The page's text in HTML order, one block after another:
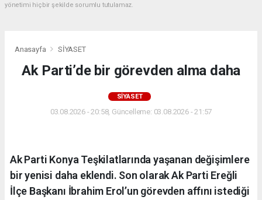
yönetimi hiçbir şekilde sorumlu tutulamaz.
Anasayfa SİYASET
Ak Parti’de bir görevden alma daha
SİYASET
03.08.2026 - 20:58, Güncelleme: 03.08.2026 - 21:57
Ak Parti Konya Teşkilatlarında yaşanan değişimlere
bir yenisi daha eklendi. Son olarak Ak Parti Ereğli
İlçe Başkanı İbrahim Erol’un görevden affını istediği